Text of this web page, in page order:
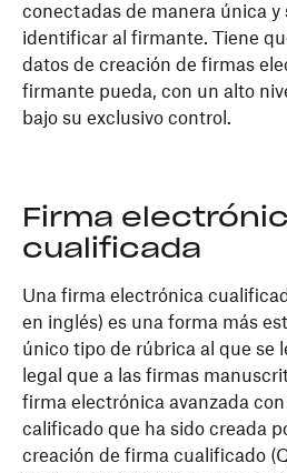
conectadas de manera única y
identificar al firmante. Tiene
datos de creación de firmas
firmante pueda, con un alto
bajo su exclusivo control.
Firma
cualificada
Una firma electrónica
en inglés) es una forma más
único tipo de rúbrica al que se
legal que a las firmas
firma electrónica avanzada
calificado que ha sido creada
creación de firma cualificado